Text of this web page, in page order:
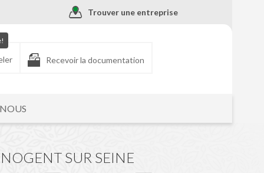
Trouver une entreprise
Recevoir la documentation
SUR SEINE